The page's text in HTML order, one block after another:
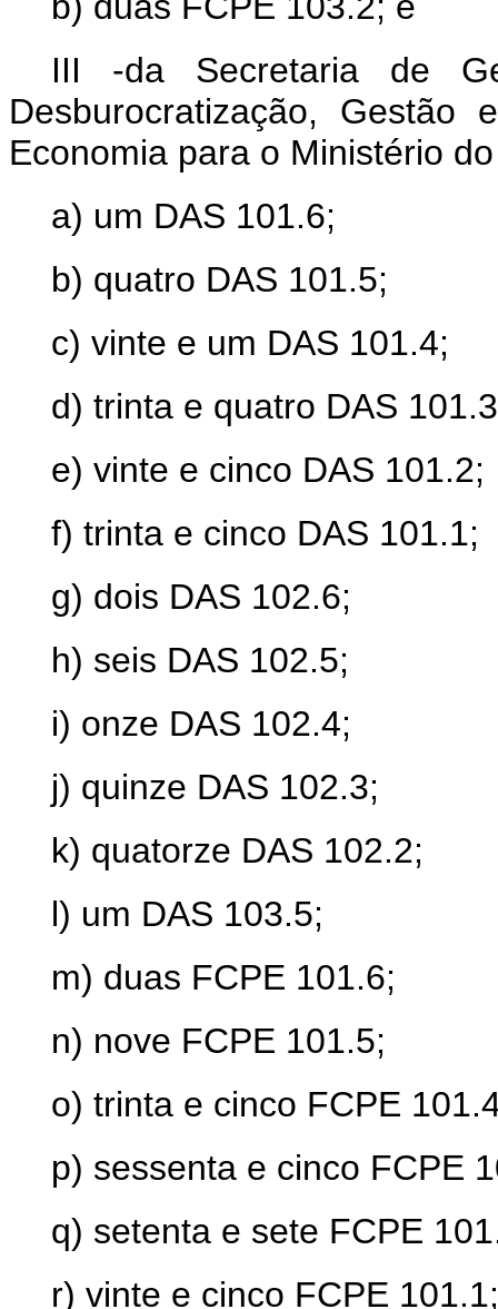
III -da Secretaria de
Desburocratização,
Economia para o Ministério
a) um DAS 101.6;
b) quatro DAS 101.5;
c) vinte e um DAS 101.4;
d) trinta e quatro DAS
e) vinte e cinco DAS 101.2;
f) trinta e cinco DAS 101.1;
g) dois DAS 102.6;
h) seis DAS 102.5;
i) onze DAS 102.4;
j) quinze DAS 102.3;
k) quatorze DAS 102.2;
l) um DAS 103.5;
m) duas FCPE 101.6;
n) nove FCPE 101.5;
o) trinta e cinco FCPE
p) sessenta e cinco FCPE
q) setenta e sete FCPE
r) vinte e cinco FCPE 101.1;